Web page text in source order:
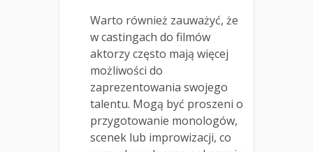
Warto również zauważyć, że
w castingach do filmów
aktorzy często mają więcej
możliwości do
zaprezentowania swojego
talentu. Mogą być proszeni o
przygotowanie monologów,
scenek lub improwizacji, co